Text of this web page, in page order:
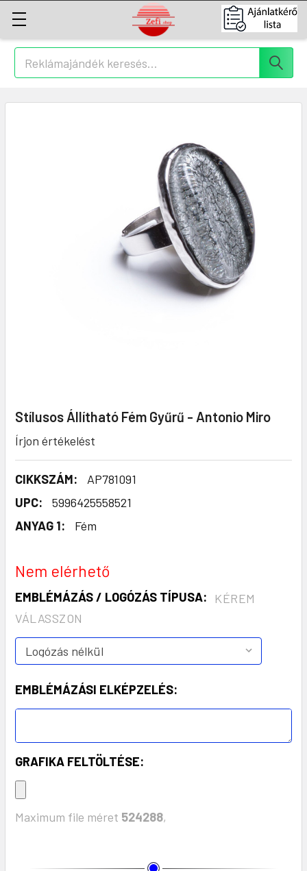
Keresés
Stílusos Állítható Fém Gyűrű - Antonio Miro
Írjon értékelést
CIKKSZÁM:
AP781091
UPC:
5996425558521
ANYAG 1:
Fém
Nem elérhető
EMBLÉMÁZÁS / LOGÓZÁS TÍPUSA:
KÉREM
VÁLASSZON
EMBLÉMÁZÁSI ELKÉPZELÉS:
GRAFIKA FELTÖLTÉSE:
Maximum file méret 524288,